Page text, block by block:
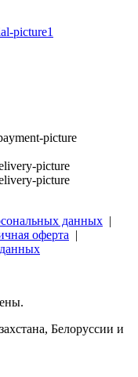
данных |
оферта |
Белоруссии и